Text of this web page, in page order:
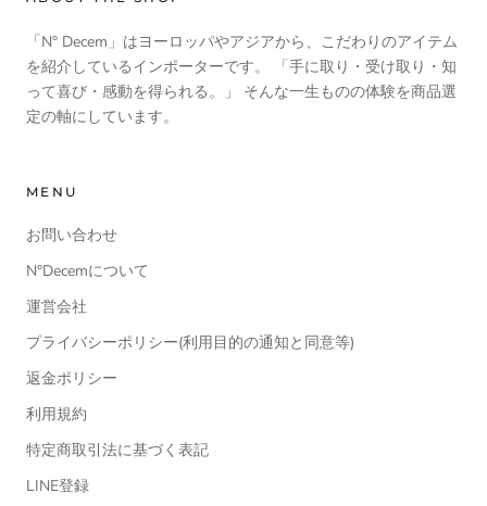
「N° Decem」はヨーロッパやアジアから、こだわりのアイテム
を紹介しているインポーターです。 「手に取り・受け取り・知
って喜び・感動を得られる。」 そんな一生ものの体験を商品選
定の軸にしています。
MENU
お問い合わせ
N°Decemについて
運営会社
プライバシーポリシー(利用目的の通知と同意等)
返金ポリシー
利用規約
特定商取引法に基づく表記
LINE登録